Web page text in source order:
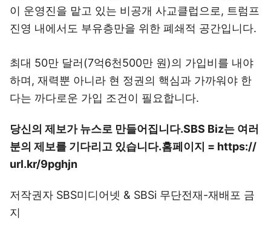
이 운영진을 맡고 있는 비공개 사교클럽으로, 트럼프
진영 내에서도 부유층만을 위한 폐쇄적 공간입니다.
최대 50만 달러(7억6천500만 원)의 가입비를 내야
하며, 재력뿐 아니라 현 정권의 핵심과 가까워야 한
다는 까다로운 가입 조건이 필요합니다.
당신의 제보가 뉴스로 만들어집니다.SBS Biz는 여러
분의 제보를 기다리고 있습니다.홈페이지 = https://
url.kr/9pghjn
저작권자 SBS미디어넷 & SBSi 무단전재-재배포 금
지